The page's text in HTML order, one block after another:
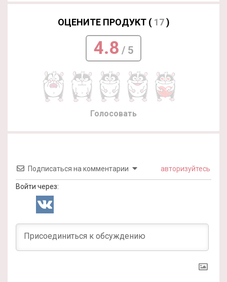
ОЦЕНИТЕ ПРОДУКТ ( 17)
4.8 / 5
Голосовать
Подписаться на комментарии авторизуйтесь
Войти через: